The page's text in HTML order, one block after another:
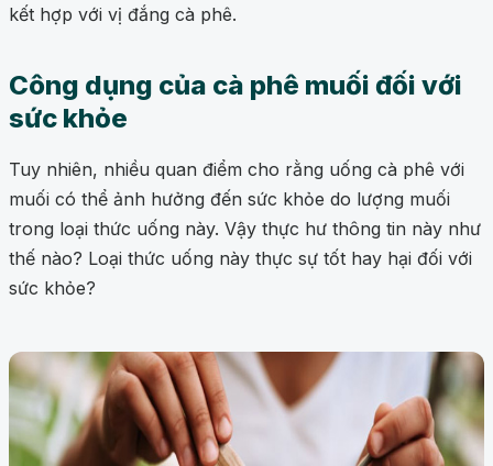
kết hợp với vị đắng cà phê.
Công dụng của cà phê muối đối với
sức khỏe
Tuy nhiên, nhiều quan điểm cho rằng uống cà phê với
muối có thể ảnh hưởng đến sức khỏe do lượng muối
trong loại thức uống này. Vậy thực hư thông tin này như
thế nào? Loại thức uống này thực sự tốt hay hại đối với
sức khỏe?